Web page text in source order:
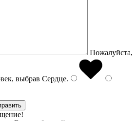
Пожалуйста,
выбрав Сердце.